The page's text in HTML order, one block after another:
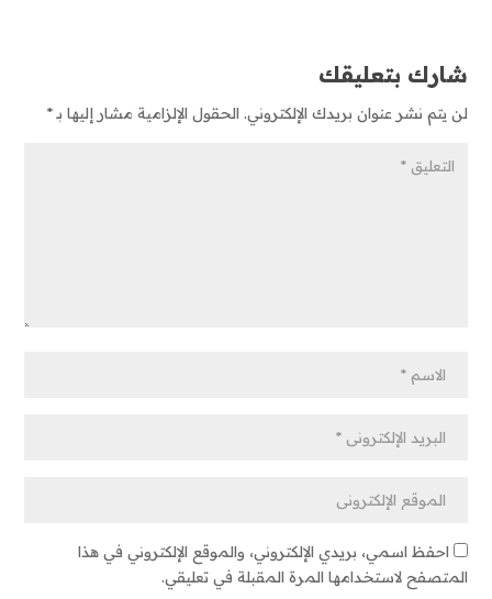
شارك بتعليقك
لن يتم نشر عنوان بريدك الإلكتروني. الحقول الإلزامية مشار إليها بـ*
احفظ اسمي، بريدي الإلكتروني، والموقع الإلكتروني في هذا
المتصفح لاستخدامها المرة المقبلة في تعليقي.